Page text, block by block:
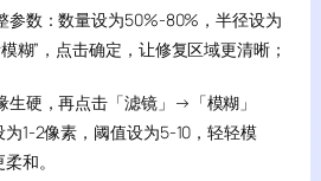
数：数量设为50%-80%，半径设为
糊”，点击确定，让修复区域更清晰；
硬，再点击「滤镜」→「模糊」
1-2像素，阈值设为5-10，轻轻模
和。